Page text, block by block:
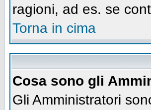
ragioni, ad es. se
Torna in cima
Cosa sono gli
Gli Amministratori